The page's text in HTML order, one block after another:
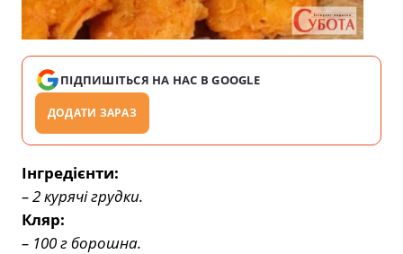
ПІДПИШІТЬСЯ НА НАС В GOOGLE
ДОДАТИ ЗАРАЗ
Інгредієнти:
– 2 курячі грудки.
Кляр:
– 100 г борошна.